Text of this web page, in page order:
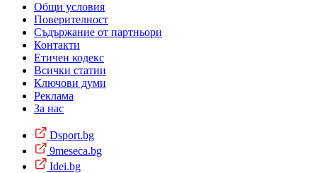
Общи условия
Поверителност
Съдържание от партньори
Контакти
Етичен кодекс
Всички статии
Ключови думи
Реклама
За нас
Dsport.bg
9meseca.bg
Idei.bg